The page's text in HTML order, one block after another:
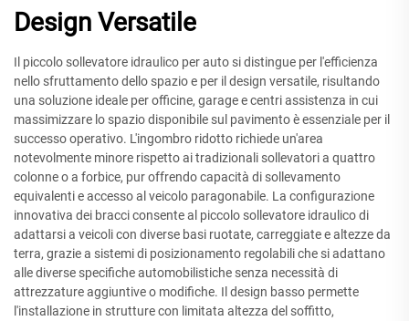
Design Versatile
Il piccolo sollevatore idraulico per auto si distingue per l'efficienza
nello sfruttamento dello spazio e per il design versatile, risultando
una soluzione ideale per officine, garage e centri assistenza in cui
massimizzare lo spazio disponibile sul pavimento è essenziale per il
successo operativo. L'ingombro ridotto richiede un'area
notevolmente minore rispetto ai tradizionali sollevatori a quattro
colonne o a forbice, pur offrendo capacità di sollevamento
equivalenti e accesso al veicolo paragonabile. La configurazione
innovativa dei bracci consente al piccolo sollevatore idraulico di
adattarsi a veicoli con diverse basi ruotate, carreggiate e altezze da
terra, grazie a sistemi di posizionamento regolabili che si adattano
alle diverse specifiche automobilistiche senza necessità di
attrezzature aggiuntive o modifiche. Il design basso permette
l'installazione in strutture con limitata altezza del soffitto,